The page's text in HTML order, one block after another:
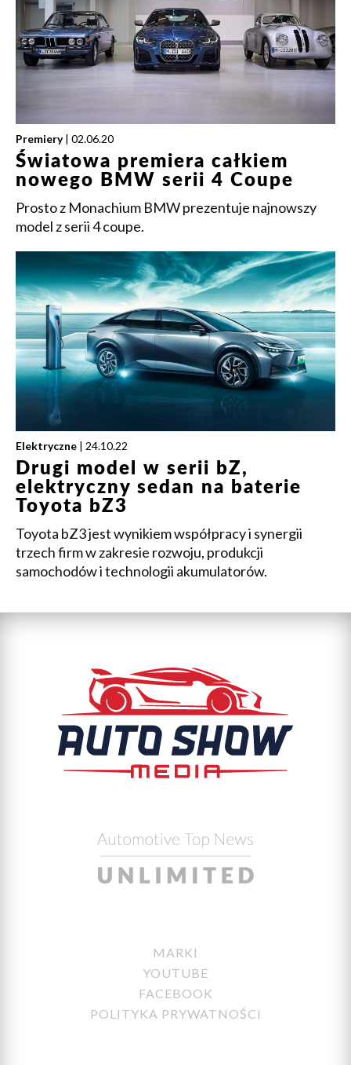
Premiery | 02.06.20
Światowa premiera całkiem
nowego BMW serii 4 Coupe
Prosto z Monachium BMW prezentuje najnowszy
model z serii 4 coupe.
Elektryczne | 24.10.22
Drugi model w serii bZ,
elektryczny sedan na baterie
Toyota bZ3
Toyota bZ3 jest wynikiem współpracy i synergii
trzech firm w zakresie rozwoju, produkcji
samochodów i technologii akumulatorów.
MARKI
YOUTUBE
FACEBOOK
POLITYKA PRYWATNOŚCI